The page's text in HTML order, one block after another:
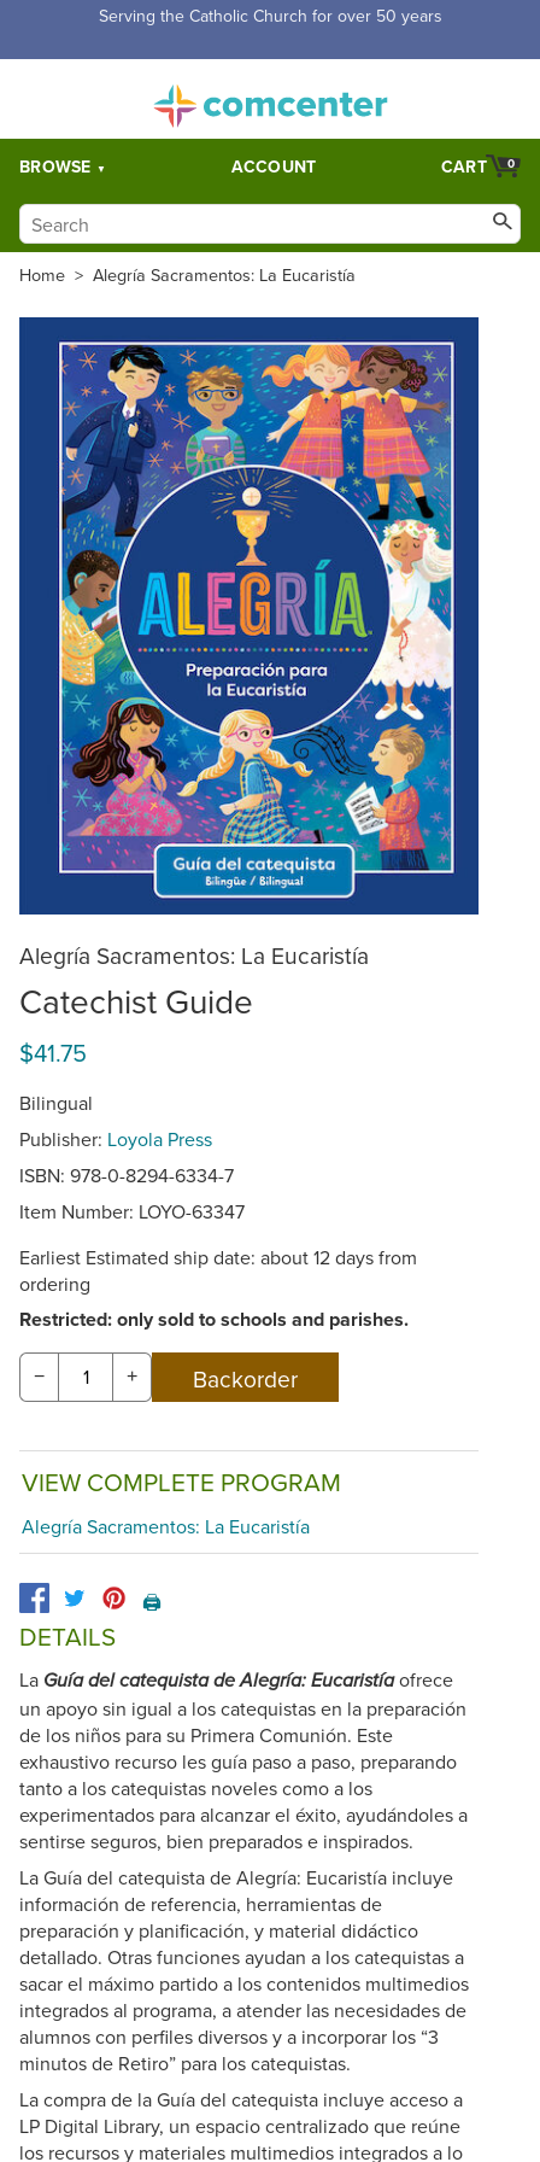
Free Shipping for orders over $5,000. Half price shipping for
BROWSE ACCOUNT 0
CART
Home > Alegría Sacramentos: La Eucaristía
Alegría Sacramentos: La Eucaristía
Catechist Guide
$41.75
Bilingual
Publisher: Loyola Press
ISBN: 978-0-8294-6334-7
Item Number: LOYO-63347
Earliest Estimated ship date: about 12 days from
ordering
Restricted: only sold to schools and parishes.
− +
VIEW COMPLETE PROGRAM
Alegría Sacramentos: La Eucaristía
🖨️
DETAILS
La Guía del catequista de Alegría: Eucaristíaofrece
un apoyo sin igual a los catequistas en la preparación
de los niños para su Primera Comunión. Este
exhaustivo recurso les guía paso a paso, preparando
tanto a los catequistas noveles como a los
experimentados para alcanzar el éxito, ayudándoles a
sentirse seguros, bien preparados e inspirados.
La Guía del catequista de Alegría: Eucaristía incluye
información de referencia, herramientas de
preparación y planificación, y material didáctico
detallado. Otras funciones ayudan a los catequistas a
sacar el máximo partido a los contenidos multimedios
integrados al programa, a atender las necesidades de
alumnos con perfiles diversos y a incorporar los “3
minutos de Retiro” para los catequistas.
La compra de la Guía del catequista incluye acceso a
LP Digital Library, un espacio centralizado que reúne
los recursos y materiales multimedios integrados a lo